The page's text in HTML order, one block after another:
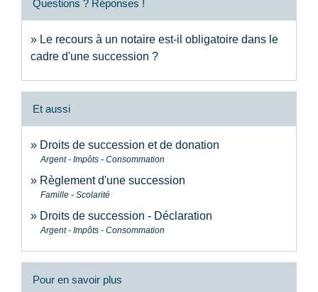
Questions ? Réponses !
Le recours à un notaire est-il obligatoire dans le
cadre d'une succession ?
Et aussi
Droits de succession et de donation
Argent - Impôts - Consommation
Règlement d'une succession
Famille - Scolarité
Droits de succession - Déclaration
Argent - Impôts - Consommation
Pour en savoir plus